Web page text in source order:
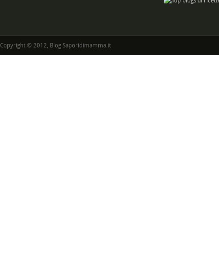
Copyright © 2012, Blog Saporidimamma.it